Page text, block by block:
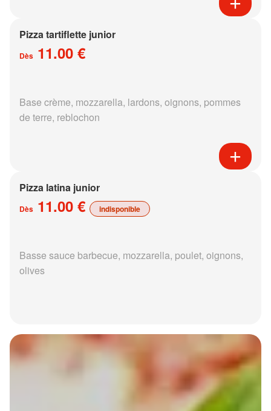
Pizza tartiflette junior
Dès 11.00 €
Base crème, mozzarella, lardons, oignons, pommes
de terre, reblochon
Pizza latina junior
Dès 11.00 € indisponible
Basse sauce barbecue, mozzarella, poulet, oignons,
olives